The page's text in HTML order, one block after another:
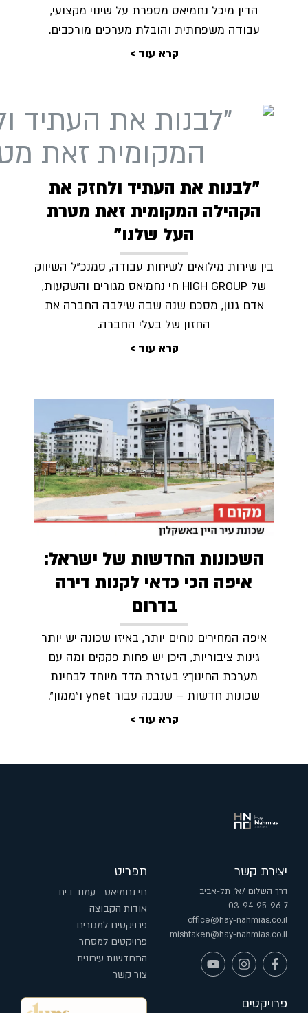
הדין מיכל נחמיאס מספרת על שינוי מקצועי,
עבודה משפחתית והובלת מערכים מורכבים.
קרא עוד >
"לבנות את העתיד ולחזק את
הקהילה המקומית זאת מטרת
העל שלנו"
בין שירות מילואים לשיחות עבודה, סמנכ"ל השיווק
של HIGH GROUP חי נחמיאס מגורים והשקעות,
אדם גנון, מסכם שנה שבה שילבה החברה את
החזון של בעלי החברה.
קרא עוד >
השכונות החדשות של ישראל:
איפה הכי כדאי לקנות דירה
בדרום
איפה המחירים נוחים יותר, באיזו שכונה יש יותר
גינות ציבוריות, היכן יש פחות פקקים ומה עם
מערכת החינוך? בעזרת מדד מיוחד לבחינת
שכונות חדשות – שנבנה עבור ynet ו"ממון".
קרא עוד >
יצירת קשר
דרך השלום 7א', תל-אביב
03-94-95-96-7
office@hay-nahmias.co.il
mishtaken@hay-nahmias.co.il
תפריט
חי נחמיאס - עמוד בית
אודות הקבוצה
פרויקטים למגורים
פרויקטים למסחר
התחדשות עירונית
צור קשר
פרויקטים